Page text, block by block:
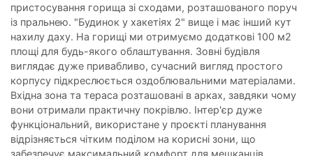
пристосування горища зі сходами, розташованого поруч
із пральнею. "Будинок у хакетіях 2" вище і має інший кут
нахилу даху. На горищі ми отримуємо додаткові 100 м2
площі для будь-якого облаштування. Зовні будівля
виглядає дуже привабливо, сучасний вигляд простого
корпусу підкреслюється оздоблювальними матеріалами.
Вхідна зона та тераса розташовані в арках, завдяки чому
вони отримали практичну покрівлю. Інтер'єр дуже
функціональний, використане у проєкті планування
відрізняється чітким поділом на корисні зони, що
забезпечує максимальний комфорт для мешканців.